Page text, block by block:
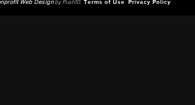
Web Designby Push10. Terms of Use Privacy Policy